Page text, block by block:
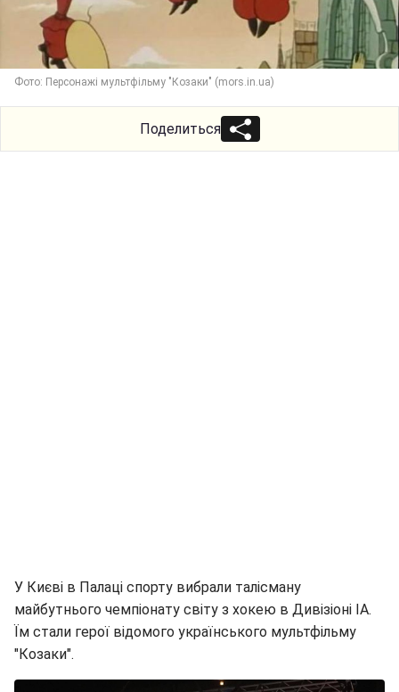
Фото: Персонажі мультфільму "Козаки" (mors.in.ua)
Поделиться
У Києві в Палаці спорту вибрали талісману
майбутнього чемпіонату світу з хокею в Дивізіоні ІА.
Їм стали герої відомого українського мультфільму
"Козаки".